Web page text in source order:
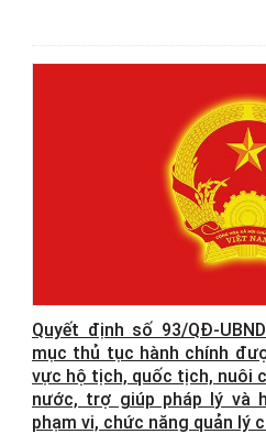
Quyết định số 93/QĐ-
mục thủ tục hành chính
vực hộ tịch, quốc tịch, nuôi
nước, trợ giúp pháp lý và
phạm vi, chức năng quản lý